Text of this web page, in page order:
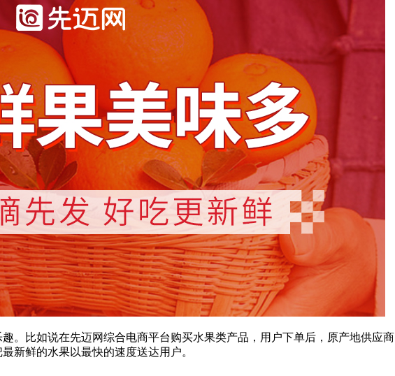
。比如说在先迈网综合电商平台购买水果类产品，用户下单后，原产地供应商
新鲜的水果以最快的速度送达用户。